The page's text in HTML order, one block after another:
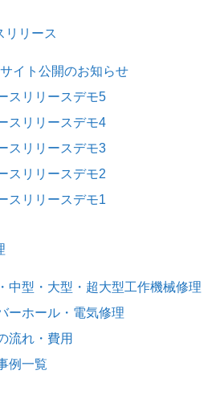
リリース
イト公開のお知らせ
スリリースデモ5
スリリースデモ4
スリリースデモ3
スリリースデモ2
スリリースデモ1
中型・大型・超大型工作機械修理
ーホール・電気修理
流れ・費用
例一覧